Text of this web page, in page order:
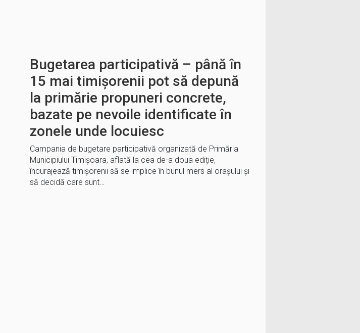
Bugetarea participativă – până în
15 mai timișorenii pot să depună
la primărie propuneri concrete,
bazate pe nevoile identificate în
zonele unde locuiesc
Campania de bugetare participativă organizată de Primăria
Municipiului Timișoara, aflată la cea de-a doua ediție,
încurajează timișorenii să se implice în bunul mers al orașului și
să decidă care sunt…